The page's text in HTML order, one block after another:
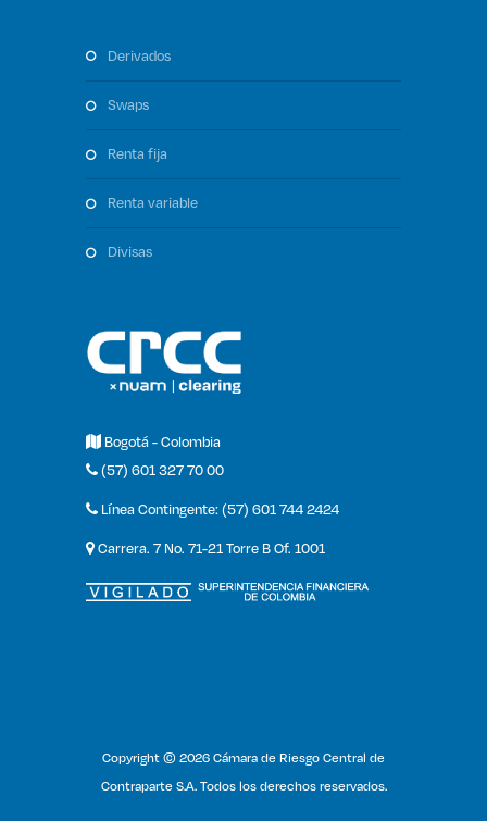
derivados
swaps
renta fija
renta variable
divisas
Bogotá - Colombia
(57) 601 327 70 00
Línea Contingente: (57) 601 744 2424
Carrera. 7 No. 71-21 Torre B Of. 1001
Copyright © 2026 Cámara de Riesgo Central de
Contraparte S.A. Todos los derechos reservados.